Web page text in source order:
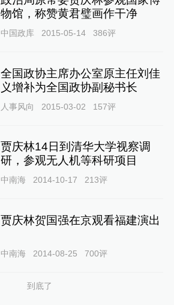
物馆，称赞黄君璧画作干净
中国政库 2015-05-14 386评
全国政协主席办公室原主任刘佳
义增补为全国政协副秘书长
人事风向 2015-03-02 157评
贾庆林14日到清华大学视察调
研，参观无人机等科研项目
中南海 2014-10-17 213评
贾庆林贺国强在京观看福建演出
中南海 2014-08-25 700评
到底了